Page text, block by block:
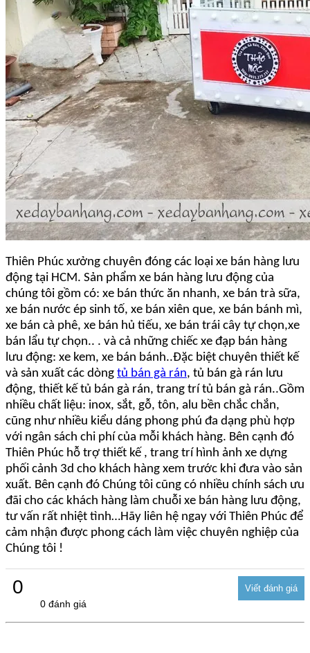
Thiên Phúc xưởng chuyên đóng các loại xe bán hàng lưu
động tại HCM. Sản phẩm xe bán hàng lưu động của
chúng tôi gồm có: xe bán thức ăn nhanh, xe bán trà sữa,
xe bán nước ép sinh tố, xe bán xiên que, xe bán bánh mì,
xe bán cà phê, xe bán hủ tiếu, xe bán trái cây tự chọn,xe
bán lẩu tự chọn.. . và cả những chiếc xe đạp bán hàng
lưu động: xe kem, xe bán bánh..Đặc biệt chuyên thiết kế
và sản xuất các dòng tủ bán gà rán, tủ bán gà rán lưu
động, thiết kế tủ bán gà rán, trang trí tủ bán gà rán..Gồm
nhiều chất liệu: inox, sắt, gỗ, tôn, alu bền chắc chắn,
cũng như nhiều kiểu dáng phong phú đa dạng phù hợp
với ngân sách chi phí của mỗi khách hàng. Bên cạnh đó
Thiên Phúc hỗ trợ thiết kế , trang trí hình ảnh xe dựng
phối cảnh 3d cho khách hàng xem trước khi đưa vào sản
xuất. Bên cạnh đó Chúng tôi cũng có nhiều chính sách ưu
đãi cho các khách hàng làm chuỗi xe bán hàng lưu động,
tư vấn rất nhiệt tình…Hãy liên hệ ngay với Thiên Phúc để
cảm nhận được phong cách làm việc chuyên nghiệp của
Chúng tôi !
0
0 đánh giá